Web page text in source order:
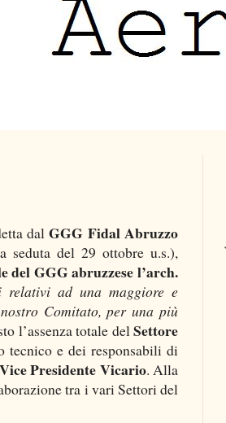
dalGGG Fidal Abruzzo
seduta del 29 ottobre u.s.),
del GGG abruzzese l’arch.
relativi ad una maggiore e
Comitato, per una più
l’assenza totale delSettore
tecnico e dei responsabili di
Vice Presidente Vicario. Alla
tra i vari Settori del